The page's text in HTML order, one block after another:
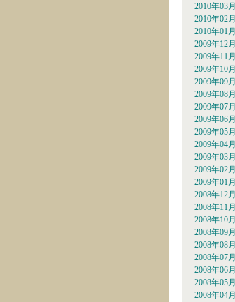
2010年03月
2010年02月
2010年01月
2009年12月
2009年11月
2009年10月
2009年09月
2009年08月
2009年07月
2009年06月
2009年05月
2009年04月
2009年03月
2009年02月
2009年01月
2008年12月
2008年11月
2008年10月
2008年09月
2008年08月
2008年07月
2008年06月
2008年05月
2008年04月